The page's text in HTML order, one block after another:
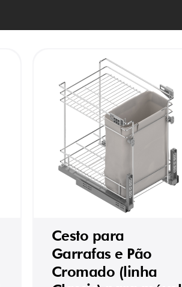
Cesto para
Garrafas e Pão
Cromado (linha